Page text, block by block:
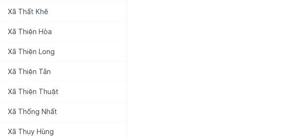
Xã Thất Khê
Xã Thiện Hòa
Xã Thiện Long
Xã Thiện Tân
Xã Thiện Thuật
Xã Thống Nhất
Xã Thụy Hùng